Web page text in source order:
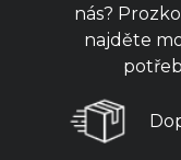
nás?
najděte